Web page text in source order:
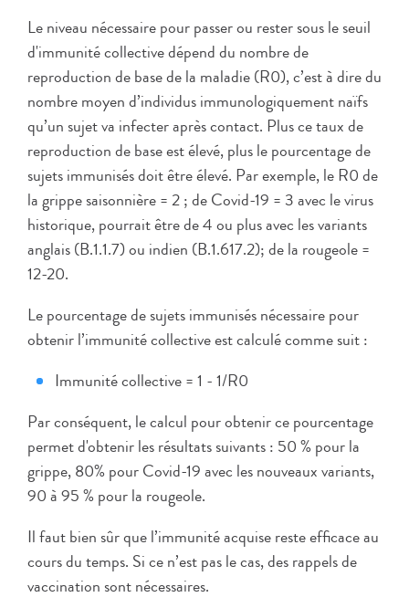
Le niveau nécessaire pour passer ou rester sous le seuil
d'immunité collective dépend du nombre de
reproduction de base de la maladie (R0), c’est à dire du
nombre moyen d’individus immunologiquement naïfs
qu’un sujet va infecter après contact. Plus ce taux de
reproduction de base est élevé, plus le pourcentage de
sujets immunisés doit être élevé. Par exemple, le R0 de
la grippe saisonnière = 2 ; de Covid-19 = 3 avec le virus
historique, pourrait être de 4 ou plus avec les variants
anglais (B.1.1.7) ou indien (B.1.617.2); de la rougeole =
12-20.
Le pourcentage de sujets immunisés nécessaire pour
obtenir l’immunité collective est calculé comme suit :
Immunité collective = 1 - 1/R0
Par conséquent, le calcul pour obtenir ce pourcentage
permet d'obtenir les résultats suivants : 50 % pour la
grippe, 80% pour Covid-19 avec les nouveaux variants,
90 à 95 % pour la rougeole.
Il faut bien sûr que l’immunité acquise reste efficace au
cours du temps. Si ce n’est pas le cas, des rappels de
vaccination sont nécessaires.